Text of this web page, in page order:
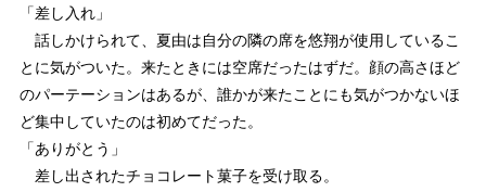
「差し入れ」
話しかけられて、夏由は自分の隣の席を悠翔が使用しているこ
とに気がついた。来たときには空席だったはずだ。顔の高さほど
のパーテーションはあるが、誰かが来たことにも気がつかないほ
ど集中していたのは初めてだった。
「ありがとう」
差し出されたチョコレート菓子を受け取る。